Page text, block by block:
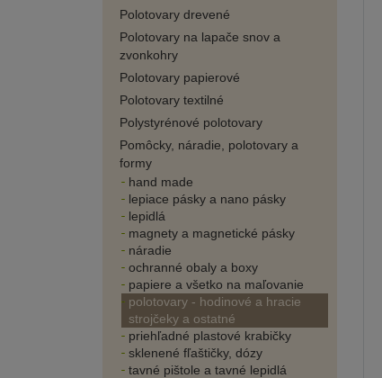
Polotovary drevené
Polotovary na lapače snov a
zvonkohry
Polotovary papierové
Polotovary textilné
Polystyrénové polotovary
Pomôcky, náradie, polotovary a
formy
hand made
lepiace pásky a nano pásky
lepidlá
magnety a magnetické pásky
náradie
ochranné obaly a boxy
papiere a všetko na maľovanie
polotovary - hodinové a hracie
strojčeky a ostatné
priehľadné plastové krabičky
sklenené fľaštičky, dózy
tavné pištole a tavné lepidlá